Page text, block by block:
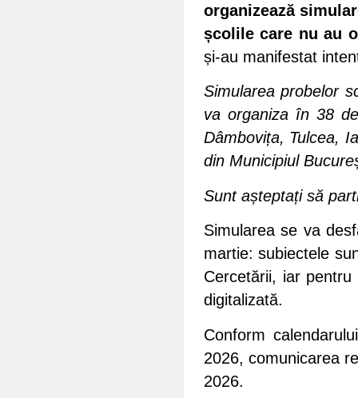
organizează
școlile care nu au
și-au manifestat
Simularea probelor
va organiza în 38
Dâmbovița, Tulcea,
din Municipiul
Sunt așteptați să
Simularea se va
martie: subiectele
Cercetării, iar
digitalizată.
Conform
2026, comunicarea
2026.